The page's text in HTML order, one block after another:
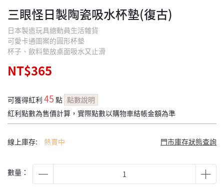
三眼怪日製陶瓷吸水杯墊(復古)
日本製造玩具總動員生活雜貨
可愛卡通圖案的圓形杯墊
杯子、飲料墊放桌面吸水又止滑
NT$365
可獲得紅利 45 點 點數說明
紅利點數為售價計算，實際點數以購物車結帳金額為準
線上庫存: 熱賣中 門市庫存狀態查詢
數量：